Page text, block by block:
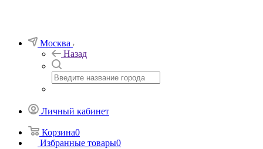
Москва
Назад
Личный кабинет
Корзина0
Избранные товары0